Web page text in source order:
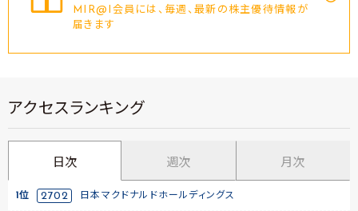
MIR@I会員には、毎週、最新の株主優待情報が
届きます
アクセスランキング
日次 週次 月次
1位 2702 日本マクドナルドホールディングス